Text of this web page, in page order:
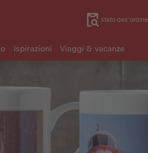
Stato dell’ordine
Ispirazioni Viaggi & vacanze